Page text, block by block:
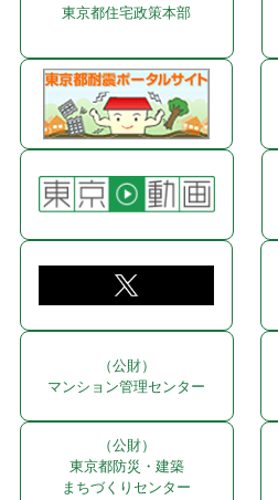
東京都住宅政策本部
（公財）
マンション管理センター
（公財）
東京都防災・建築
まちづくりセンター